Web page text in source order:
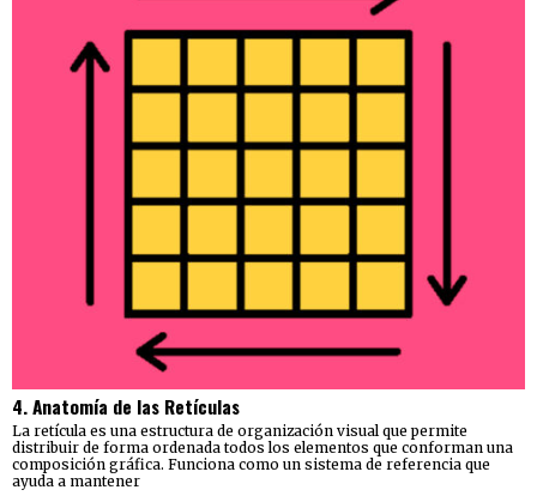
4. Anatomía de las Retículas
La retícula es una estructura de organización visual que permite
distribuir de forma ordenada todos los elementos que conforman una
composición gráfica. Funciona como un sistema de referencia que
ayuda a mantener